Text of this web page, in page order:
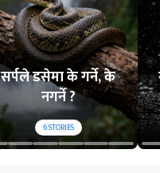
सर्पले डसेमा के गर्ने, के
नगर्ने ?
6STORIES